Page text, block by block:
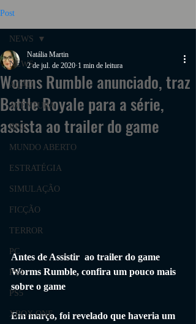
Post
NEWS
AÇÃO
AVENTURA
RPG
MUNDO ABERTO
ESTRATÉGIA
SIMULAÇÃO
FICÇÃO
TERROR
PC
PS4
PS5
XBOX ONE
NEWS
Worms Rumble anunciado, traz
Battle Royale para a série,
assista ao trailer do game
Natália Martin
2 de jul. de 2020 1 min de leitura
Antes de Assistir  ao trailer do game
Worms Rumble, confira um pouco mais
sobre o game
Em março, foi revelado que haveria um